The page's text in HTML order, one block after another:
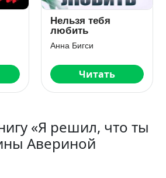
Нельзя тебя
любить
Анна Бигси
Читать
«Я решил, что ты
Авериной